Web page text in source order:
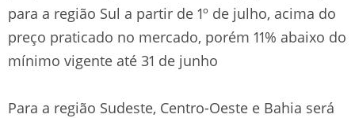
para a região Sul a partir de 1º de julho, acima do
preço praticado no mercado, porém 11% abaixo do
mínimo vigente até 31 de junho
Para a região Sudeste, Centro-Oeste e Bahia será